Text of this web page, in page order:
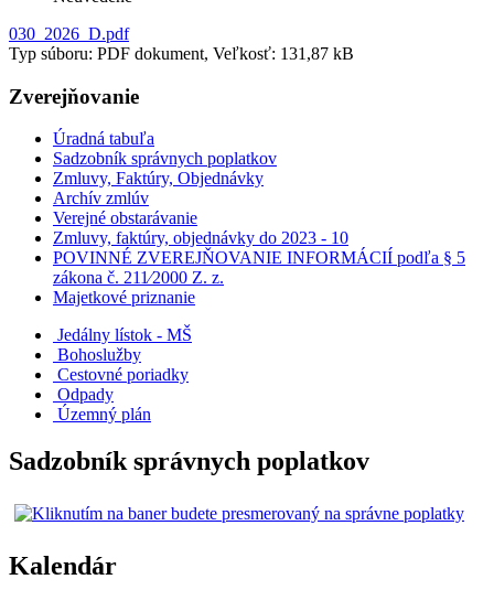
030_2026_D.pdf
Typ súboru: PDF dokument, Veľkosť: 131,87 kB
Zverejňovanie
Úradná tabuľa
Sadzobník správnych poplatkov
Zmluvy, Faktúry, Objednávky
Archív zmlúv
Verejné obstarávanie
Zmluvy, faktúry, objednávky do 2023 - 10
POVINNÉ ZVEREJŇOVANIE INFORMÁCIÍ podľa § 5
zákona č. 211⁄2000 Z. z.
Majetkové priznanie
Jedálny lístok - MŠ
Bohoslužby
Cestovné poriadky
Odpady
Územný plán
Sadzobník správnych poplatkov
Kalendár